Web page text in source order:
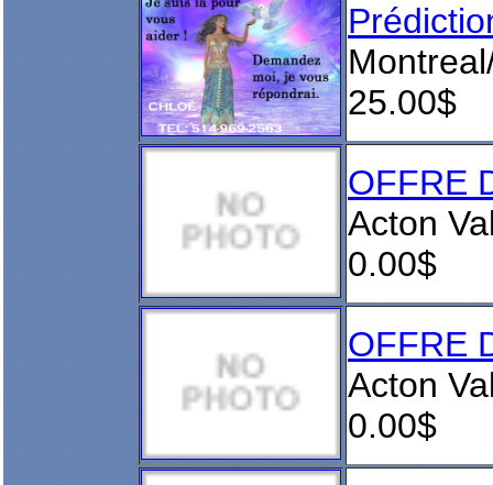
25.00$
OFFRE
Acton
0.00$
OFFRE
Acton
0.00$